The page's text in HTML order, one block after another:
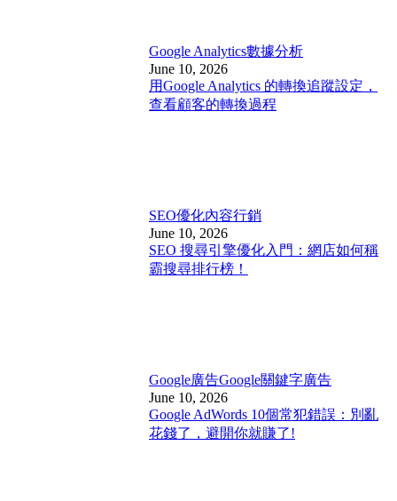
Google Analytics數據分析
June 10, 2026
用Google Analytics 的轉換追蹤設定，
查看顧客的轉換過程
SEO優化內容行銷
June 10, 2026
SEO 搜尋引擎優化入門：網店如何稱
霸搜尋排行榜！
Google廣告Google關鍵字廣告
June 10, 2026
Google AdWords 10個常犯錯誤：別亂
花錢了，避開你就賺了!